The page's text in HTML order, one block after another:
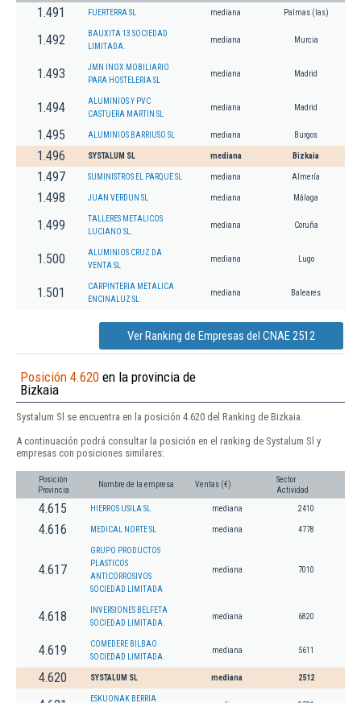
1.491 FUERTERRA SL mediana Palmas (las)
1.492
BAUXITA 13 SOCIEDAD
LIMITADA.
mediana Murcia
1.493
JMN INOX MOBILIARIO
PARA HOSTELERIA SL
mediana Madrid
1.494
ALUMINIOS Y PVC
CASTUERA MARTIN SL
mediana Madrid
1.495 ALUMINIOS BARRIUSO SL mediana Burgos
1.496 SYSTALUM SL mediana Bizkaia
1.497 SUMINISTROS EL PARQUE SL mediana Almería
1.498 JUAN VERDUN SL mediana Málaga
1.499
TALLERES METALICOS
LUCIANO SL.
mediana Coruña
1.500
ALUMINIOS CRUZ DA
VENTA SL
mediana Lugo
1.501
CARPINTERIA METALICA
ENCINALUZ SL
mediana Baleares
Ver Ranking de Empresas del CNAE 2512
Posición 4.620 en la provincia de
Bizkaia
Systalum Sl se encuentra en la posición 4.620 del Ranking de Bizkaia.
A continuación podrá consultar la posición en el ranking de Systalum Sl y
empresas con posiciones similares:
Posición
Provincia
Nombre de la empresa Ventas (€)
Sector
Actividad
4.615 HIERROS USILA SL mediana 2410
4.616 MEDICAL NORTE SL mediana 4778
4.617
GRUPO PRODUCTOS
PLASTICOS
ANTICORROSIVOS
SOCIEDAD LIMITADA
mediana 7010
4.618
INVERSIONES BELFETA
SOCIEDAD LIMITADA.
mediana 6820
4.619
COMEDERE BILBAO
SOCIEDAD LIMITADA.
mediana 5611
4.620 SYSTALUM SL mediana 2512
ESKUONAK BERRIA